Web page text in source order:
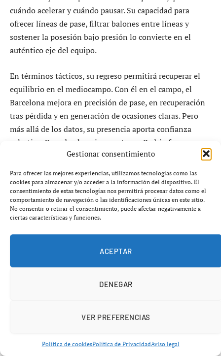
Gestionar consentimiento
Para ofrecer las mejores experiencias, utilizamos tecnologías como las
cookies para almacenar y/o acceder a la información del dispositivo. El
consentimiento de estas tecnologías nos permitirá procesar datos como el
comportamiento de navegación o las identificaciones únicas en este sitio.
No consentir o retirar el consentimiento, puede afectar negativamente a
ciertas características y funciones.
ACEPTAR
DENEGAR
VER PREFERENCIAS
Política de cookiesPolítica de PrivacidadAviso legal
cuándo acelerar y cuándo pausar. Su capacidad para
ofrecer líneas de pase, filtrar balones entre líneas y
sostener la posesión bajo presión lo convierte en el
auténtico eje del equipo.
En términos tácticos, su regreso permitirá recuperar el
equilibrio en el mediocampo. Con él en el campo, el
Barcelona mejora en precisión de pase, en recuperación
tras pérdida y en generación de ocasiones claras. Pero
más allá de los datos, su presencia aporta confianza
colectiva. Cuando el equipo se atasca, Pedri ofrece
El cuerpo técnico ha diseñado un regreso progresivo. La
idea es que acumule minutos de manera gradual para
evitar recaídas, comenzando con participaciones
parciales antes de asumir un rol protagonista. El objetivo
es que llegue en plenitud física al tramo decisivo de la
temporada, donde el Barça se juega gran parte de sus
Flick, bajo presión
La vuelta de Pedri también tiene implicaciones directas
misión de devolver competitividad y carácter al equipo,